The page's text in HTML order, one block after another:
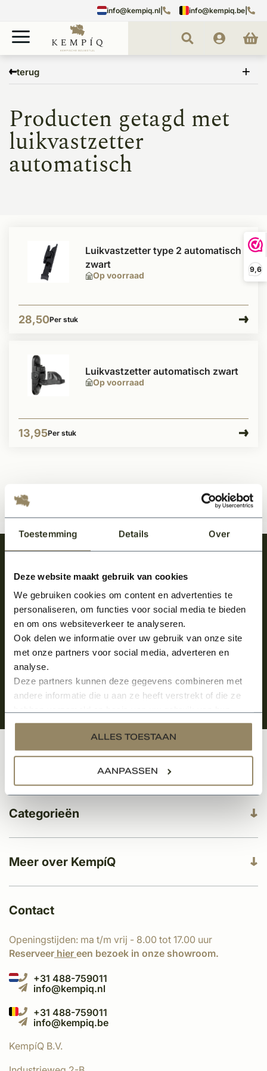
Toestemming Details Over
Deze website maakt gebruik van cookies
We gebruiken cookies om content en advertenties te
personaliseren, om functies voor social media te bieden
en om ons websiteverkeer te analyseren.
Ook delen we informatie over uw gebruik van onze site
met onze partners voor social media, adverteren en
analyse.
Deze partners kunnen deze gegevens combineren met
andere informatie die u aan ze heeft verstrekt of die ze
services.
ALLES TOESTAAN
AANPASSEN
9,6
info@kempiq.nl info@kempiq.be
terug
luikvastzetter automatisch
Producten getagd met
luikvastzetter
automatisch
Op voorraad
Luikvastzetter type 2 automatisch
zwart
28,50Per stuk
Op voorraad
Luikvastzetter automatisch zwart
13,95Per stuk
over onze kempische bouwstijl!
Aanmelden voor de nieuwsbrief
Meer over KempíQ
Categorieën
Contact
Openingstijden: ma t/m vrij - 8.00 tot 17.00 uur
Reserveer hier een bezoek in onze showroom.
+31 488-759011
info@kempiq.nl
+31 488-759011
info@kempiq.be
KempíQ B.V.